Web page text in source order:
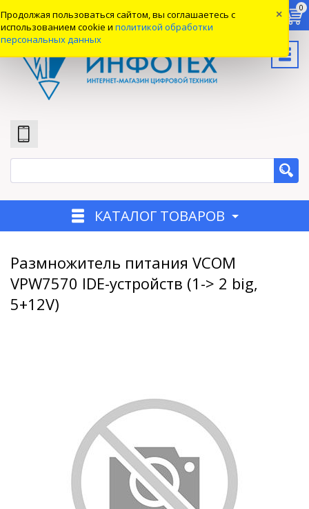
Продолжая пользоваться сайтом, вы соглашаетесь с
использованием cookie и политикой обработки
персональных данных
×
Вход
0
КАТАЛОГ ТОВАРОВ
Размножитель питания VCOM
VPW7570 IDE-устройств (1-> 2 big,
5+12V)